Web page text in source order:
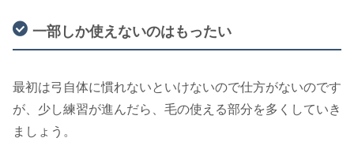
一部しか使えないのはもったい
最初は弓自体に慣れないといけないので仕方がないのです
が、少し練習が進んだら、毛の使える部分を多くしていき
ましょう。